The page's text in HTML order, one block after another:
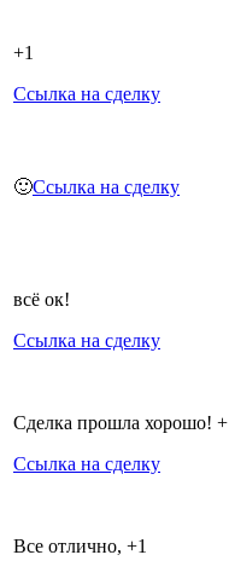
+1
Ссылка на сделку
🙂Ссылка на сделку
всё ок!
Ссылка на сделку
Сделка прошла хорошо! +
Ссылка на сделку
Все отлично, +1